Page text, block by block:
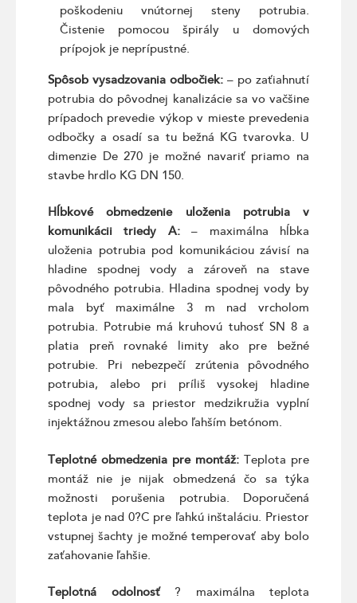
poškodeniu vnútornej steny potrubia.
Čistenie pomocou špirály u domových
prípojok je neprípustné.
Spôsob vysadzovania odbočiek: – po zaťiahnutí
potrubia do pôvodnej kanalizácie sa vo vačšine
prípadoch prevedie výkop v mieste prevedenia
odbočky a osadí sa tu bežná KG tvarovka. U
dimenzie De 270 je možné navariť priamo na
stavbe hrdlo KG DN 150.
Hĺbkové obmedzenie uloženia potrubia v
komunikácii triedy A:– maximálna hĺbka
uloženia potrubia pod komunikáciou závisí na
hladine spodnej vody a zároveň na stave
pôvodného potrubia. Hladina spodnej vody by
mala byť maximálne 3 m nad vrcholom
potrubia. Potrubie má kruhovú tuhosť SN 8 a
platia preň rovnaké limity ako pre bežné
potrubie. Pri nebezpečí zrútenia pôvodného
potrubia, alebo pri príliš vysokej hladine
spodnej vody sa priestor medzikružia vyplní
injektážnou zmesou alebo ľahším betónom.
Teplotné obmedzenia pre montáž: Teplota pre
montáž nie je nijak obmedzená čo sa týka
možnosti porušenia potrubia. Doporučená
teplota je nad 0?C pre ľahkú inštaláciu. Priestor
vstupnej šachty je možné temperovať aby bolo
zaťahovanie ľahšie.
Teplotná odolnosť? maximálna teplota